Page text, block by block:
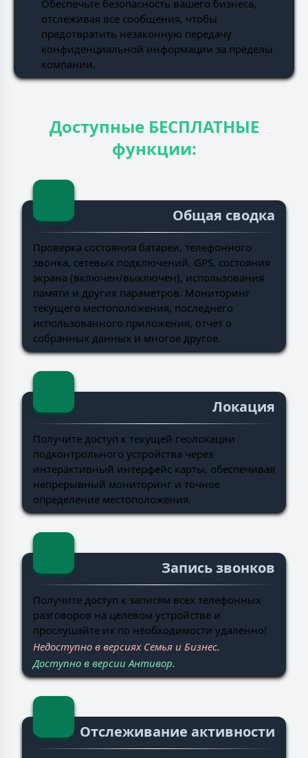
Обеспечьте безопасность вашего бизнеса,
отслеживая все сообщения, чтобы
предотвратить незаконную передачу
конфиденциальной информации за пределы
компании.
Доступные БЕСПЛАТНЫЕ
функции:
Общая сводка
Проверка состояния батареи, телефонного
звонка, сетевых подключений, GPS, состояния
экрана (включен/выключен), использования
памяти и других параметров. Мониторинг
текущего местоположения, последнего
использованного приложения, отчёт о
собранных данных и многое другое.
Локация
Получите доступ к текущей геолокации
подконтрольного устройства через
интерактивный интерфейс карты, обеспечивая
непрерывный мониторинг и точное
определение местоположения.
Запись звонков
Получите доступ к записям всех телефонных
разговоров на целевом устройстве и
прослушайте их по необходимости удаленно!
Недоступно в версиях Семья и Бизнес.
Доступно в версии Антивор.
Отслеживание активности